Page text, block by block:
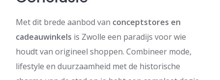
Met dit brede aanbod van conceptstores en
cadeauwinkels is Zwolle een paradijs voor wie
houdt van origineel shoppen. Combineer mode,
lifestyle en duurzaamheid met de historische